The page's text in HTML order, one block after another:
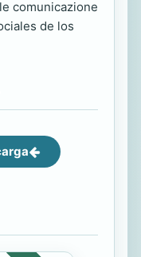
comunicazione
de los